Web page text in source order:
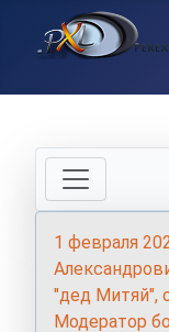
1 февраля
"дед Митяй",
Модератор